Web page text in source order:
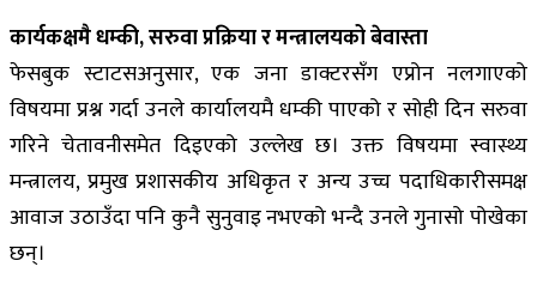
कार्यकक्षमै धम्की, सरुवा प्रक्रिया र मन्त्रालयको बेवास्ता
फेसबुक स्टाटसअनुसार, एक जना डाक्टरसँग एप्रोन नलगाएको
विषयमा प्रश्न गर्दा उनले कार्यालयमै धम्की पाएको र सोही दिन सरुवा
गरिने चेतावनीसमेत दिइएको उल्लेख छ। उक्त विषयमा स्वास्थ्य
मन्त्रालय, प्रमुख प्रशासकीय अधिकृत र अन्य उच्च पदाधिकारीसमक्ष
आवाज उठाउँदा पनि कुनै सुनुवाइ नभएको भन्दै उनले गुनासो पोखेका
छन्।